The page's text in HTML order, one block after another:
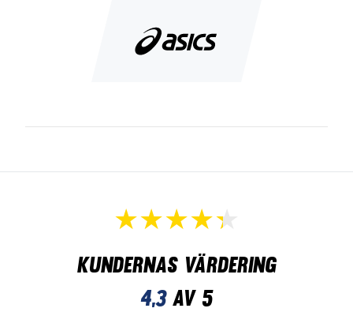
Kundernas värdering
4,3av 5